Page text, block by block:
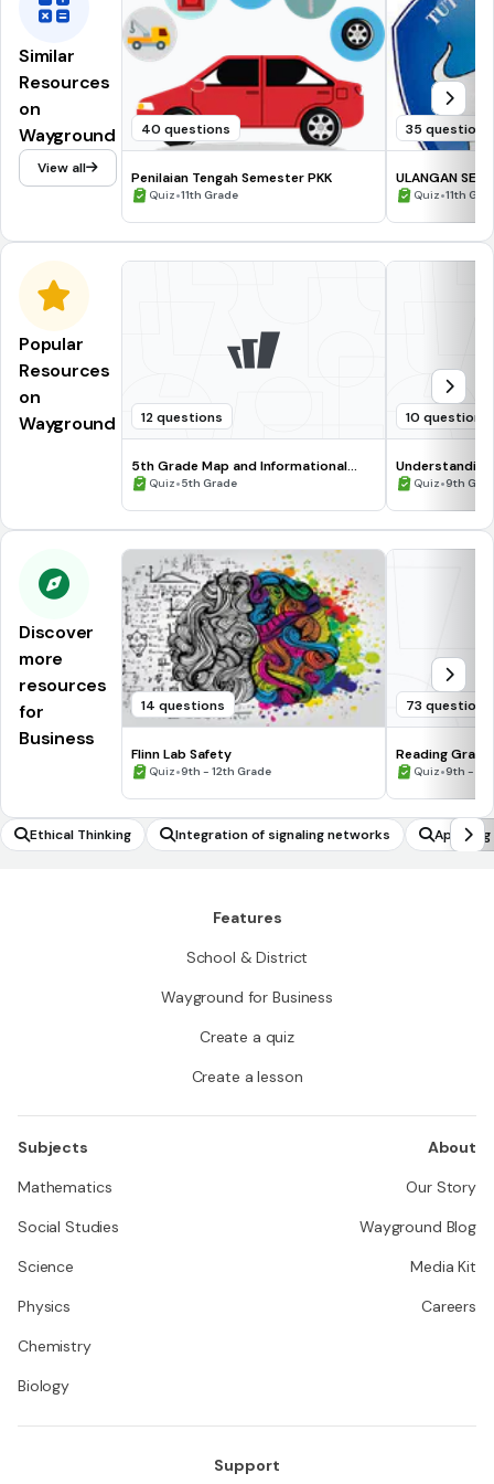
Similar
Resources
on
Wayground
View all
40 questions
Penilaian Tengah Semester PKK
Quiz•11th Grade
35 questions
ULANGAN
Quiz•11th
Popular
Resources
on
Wayground
12 questions
5th Grade Map and Informational
Processing Skills
Quiz•5th Grade
10 questions
Quiz•9th
Discover
more
resources
for
Business
14 questions
Flinn Lab Safety
Quiz•9th - 12th Grade
73 questions
Reading
Quiz•9th -
Ethical Thinking Integration of signaling networks
Features
School & District
Wayground for Business
Create a quiz
Create a lesson
Subjects
Mathematics
Social Studies
Science
Physics
Chemistry
Biology
About
Our Story
Wayground Blog
Media Kit
Careers
Support